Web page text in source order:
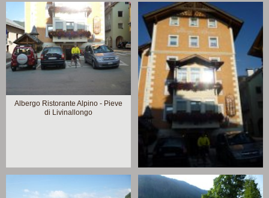
Albergo Ristorante Alpino - Pieve
di Livinallongo